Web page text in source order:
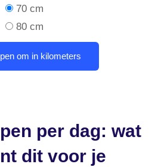
70 cm
80 cm
per dag: wat
dit voor je